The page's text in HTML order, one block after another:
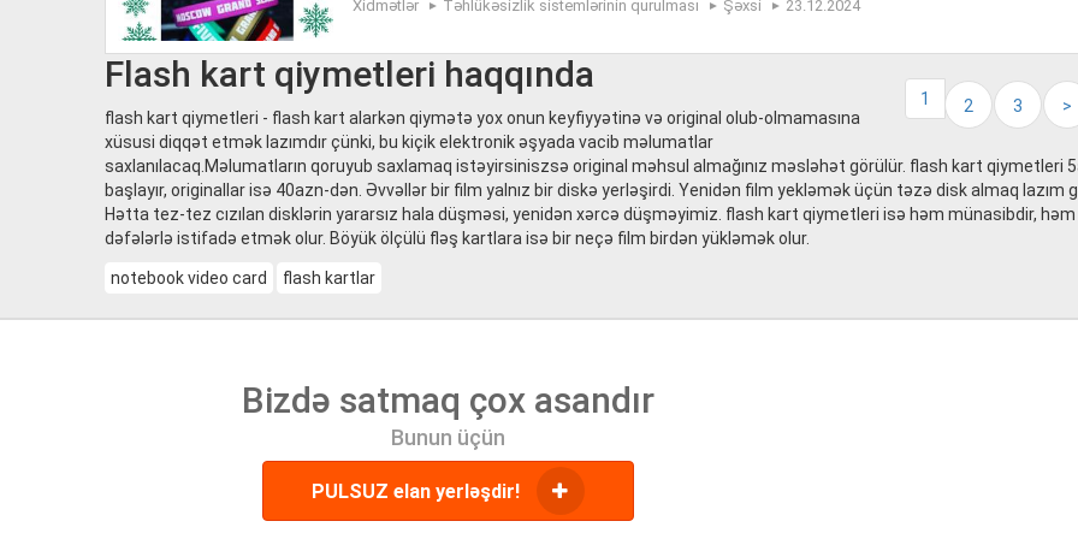
Xidmətlər Təhlükəsizlik sistemlərinin qurulması Şəxsi 23.12.2024
1 2 3 >
Flash kart qiymetleri haqqında
flash kart qiymetleri - flash kart alarkən qiymətə yox onun keyfiyyətinə və original olub-olmamasına
xüsusi diqqət etmək lazımdır çünki, bu kiçik elektronik əşyada vacib məlumatlar
saxlanılacaq.Məlumatların qoruyub saxlamaq istəyirsiniszsə original məhsul almağınız məsləhət görülür. flash kart qiymetleri
başlayır, originallar isə 40azn-dən. Əvvəllər bir film yalnız bir diskə yerləşirdi. Yenidən film yekləmək üçün təzə disk almaq lazım
Hətta tez-tez cızılan disklərin yararsız hala düşməsi, yenidən xərcə düşməyimiz. flash kart qiymetleri isə həm münasibdir, həm
dəfələrlə istifadə etmək olur. Böyük ölçülü fləş kartlara isə bir neçə film birdən yükləmək olur.
notebook video card flash kartlar
Bizdə satmaq çox asandır
Bunun üçün
PULSUZ elan yerləşdir!